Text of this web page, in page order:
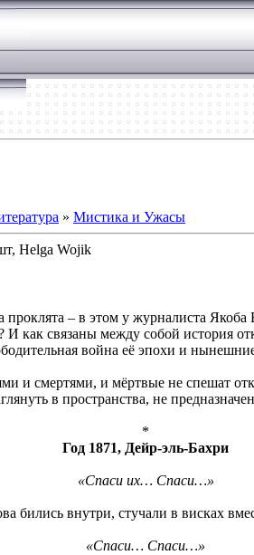
» Мистика и Ужасы
Helga Wojik
проклята – в этом у журналиста
И как связаны между собой история
война её эпохи и
и смертями, и мёртвые не спешат
в пространства, не
*
Год 1871, Дейр-эль-Бахри
«Спаси их… Спаси…»
бились внутри, стучали в висках
«Спаси… Спаси…»